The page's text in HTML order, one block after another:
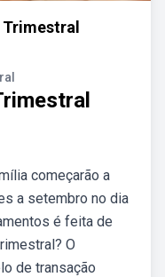
começarão a
a setembro no dia
é feita de
O
de transação